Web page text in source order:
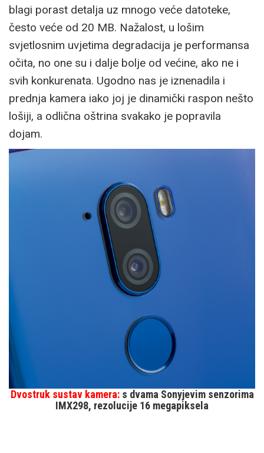
blagi porast detalja uz mnogo veće datoteke,
često veće od 20 MB. Nažalost, u lošim
svjetlosnim uvjetima degradacija je performansa
očita, no one su i dalje bolje od većine, ako ne i
svih konkurenata. Ugodno nas je iznenadila i
prednja kamera iako joj je dinamički raspon nešto
lošiji, a odlična oštrina svakako je popravila
dojam.
Dvostruk sustav kamera:s dvama Sonyjevim senzorima
IMX298, rezolucije 16 megapiksela